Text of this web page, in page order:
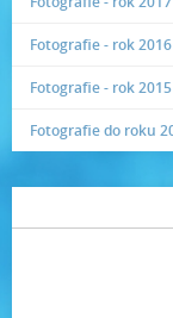
Fotografie - rok 2016
Fotografie - rok 2015
Fotografie do roku